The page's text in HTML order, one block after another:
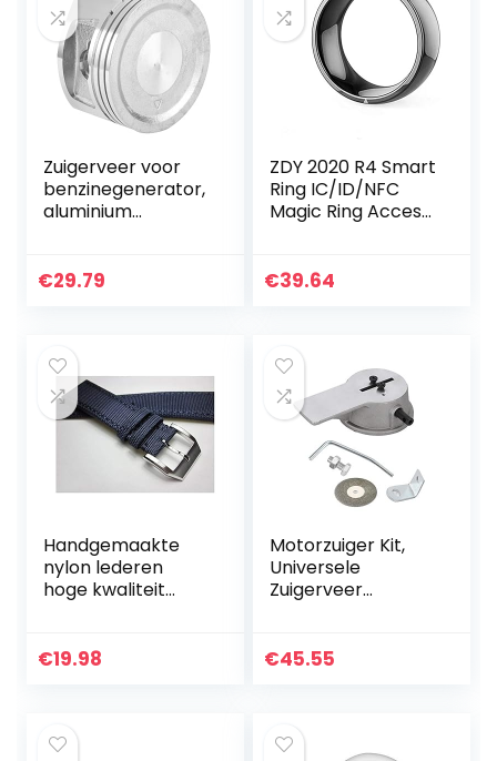
Zuigerveer voor
benzinegenerator,
aluminium
generatorzuiger
€29.79
ZDY 2020 R4 Smart
Ring IC/ID/NFC
Magic Ring Access
mobiele telefoon
€39.64
Handgemaakte
nylon lederen
hoge kwaliteit
sport horlogeband
€19.98
Motorzuiger Kit,
Universele
Zuigerveer
Nauwkeurig Snijwiel
€45.55